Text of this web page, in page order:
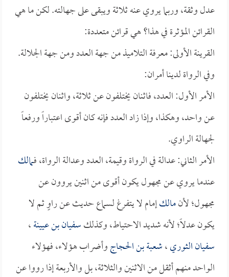
عدل وثقة، وربما يروي عنه ثلاثة ويبقى على جهالته. لكن ما هي
القرائن المؤثرة في هذا؟ هي قرائن متعددة:
القرينة الأولى: معرفة التلاميذ من جهة العدد ومن جهة الجلالة.
وفي الرواة لدينا أمران:
الأمر الأول: العدد، فاثنان يختلفون عن ثلاثة، واثنان يختلفون
عن واحد، وهكذا، وإذا زاد العدد فإنه كان أقوى اعتباراً ورفعاً
لجهالة الراوي.
الأمر الثاني: عدالة في الرواة وقيمة، العدد وعدالة الرواة، فـمالك
عندما يروي عن مجهول يكون أقوى من اثنين يروون عن
مجهول؛ لأنمالكإمام لا يتفرغ لسماع حديث عن راوٍ ثم لا
يكون عدلاً؛ لأنه شديد الاحتياط، وكذلكسفيان بن عيينة،
سفيان الثوري،شعبة بن الحجاجوأضراب هؤلاء، فهؤلاء
الواحد منهم أثقل من الاثنين والثلاثة، بل والأربعة إذا رووا عن